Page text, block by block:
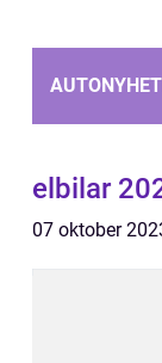
elbilar
07 oktober